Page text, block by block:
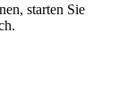
starten Sie